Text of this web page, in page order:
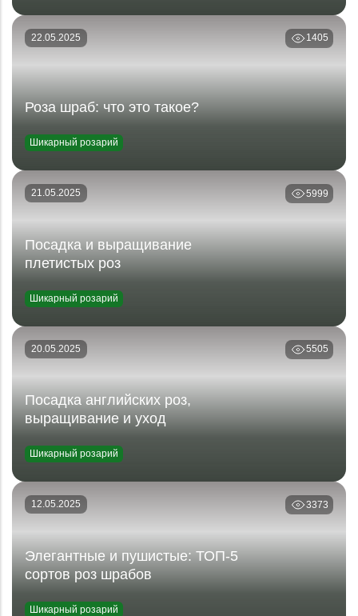
22.05.2025
Роза шраб: что это такое?
Шикарный розарий
1405
21.05.2025
Посадка и выращивание
плетистых роз
Шикарный розарий
5999
20.05.2025
Посадка английских роз,
выращивание и уход
Шикарный розарий
5505
12.05.2025
Элегантные и пушистые: ТОП-5
сортов роз шрабов
Шикарный розарий
3373